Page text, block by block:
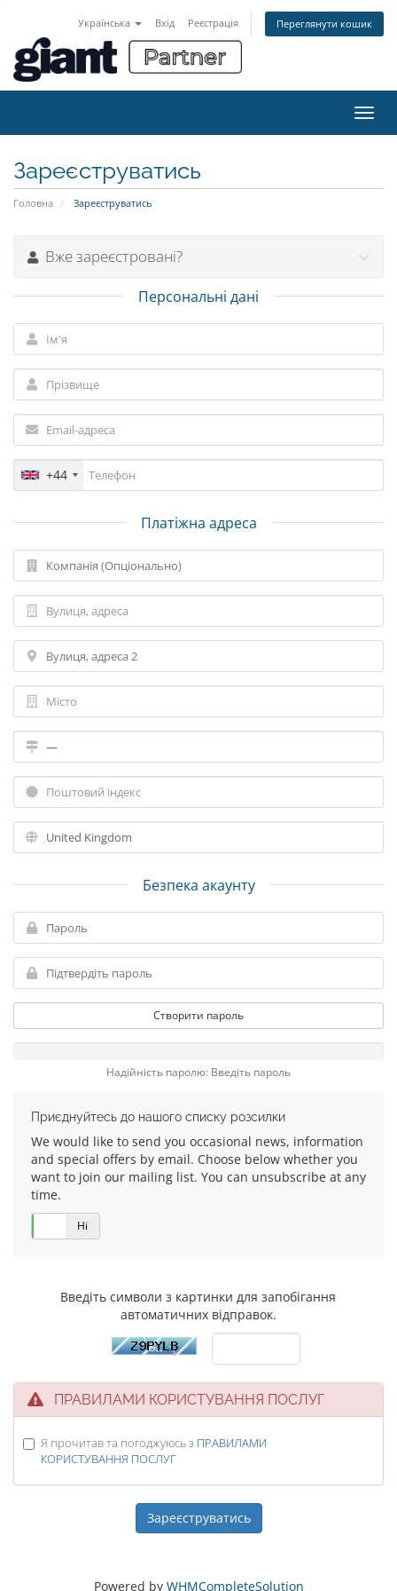
Українська Вхід Реєстрація Переглянути кошик
Зареєструватись
Головна Зареєструватись
Вже зареєстровані?
Персональні дані
+44
Платіжна адреса
Безпека акаунту
Створити пароль
Надійність паролю: Введіть пароль
Приєднуйтесь до нашого списку розсилки
We would like to send you occasional news, information
and special offers by email. Choose below whether you
want to join our mailing list. You can unsubscribe at any
time.
Ні
Введіть символи з картинки для запобігання
автоматичних відправок.
ПРАВИЛАМИ КОРИСТУВАННЯ ПОСЛУГ
Я прочитав та погоджуюсь з ПРАВИЛАМИ
КОРИСТУВАННЯ ПОСЛУГ
Powered by WHMCompleteSolution